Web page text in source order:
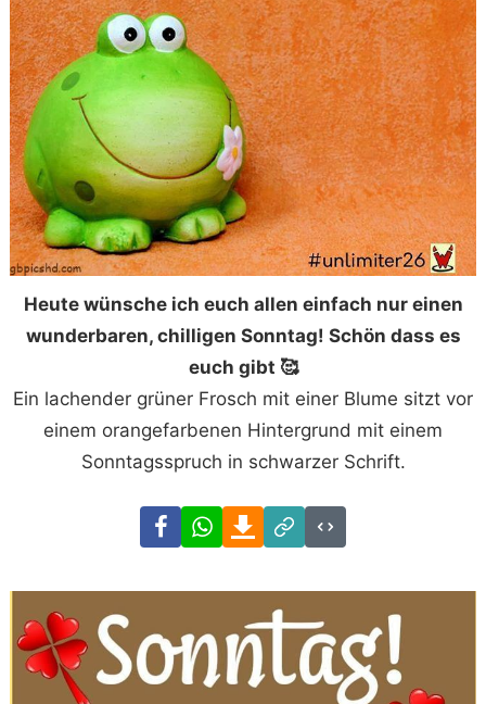
Heute wünsche ich euch allen einfach nur einen
wunderbaren, chilligen Sonntag! Schön dass es
euch gibt 🥰
Ein lachender grüner Frosch mit einer Blume sitzt vor
einem orangefarbenen Hintergrund mit einem
Sonntagsspruch in schwarzer Schrift.
FacebookWhatsAppDownload
Link
Code